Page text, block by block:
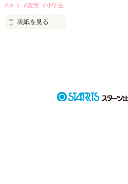
#ネコ #友情 #小学生
表紙を見る
作品を読む